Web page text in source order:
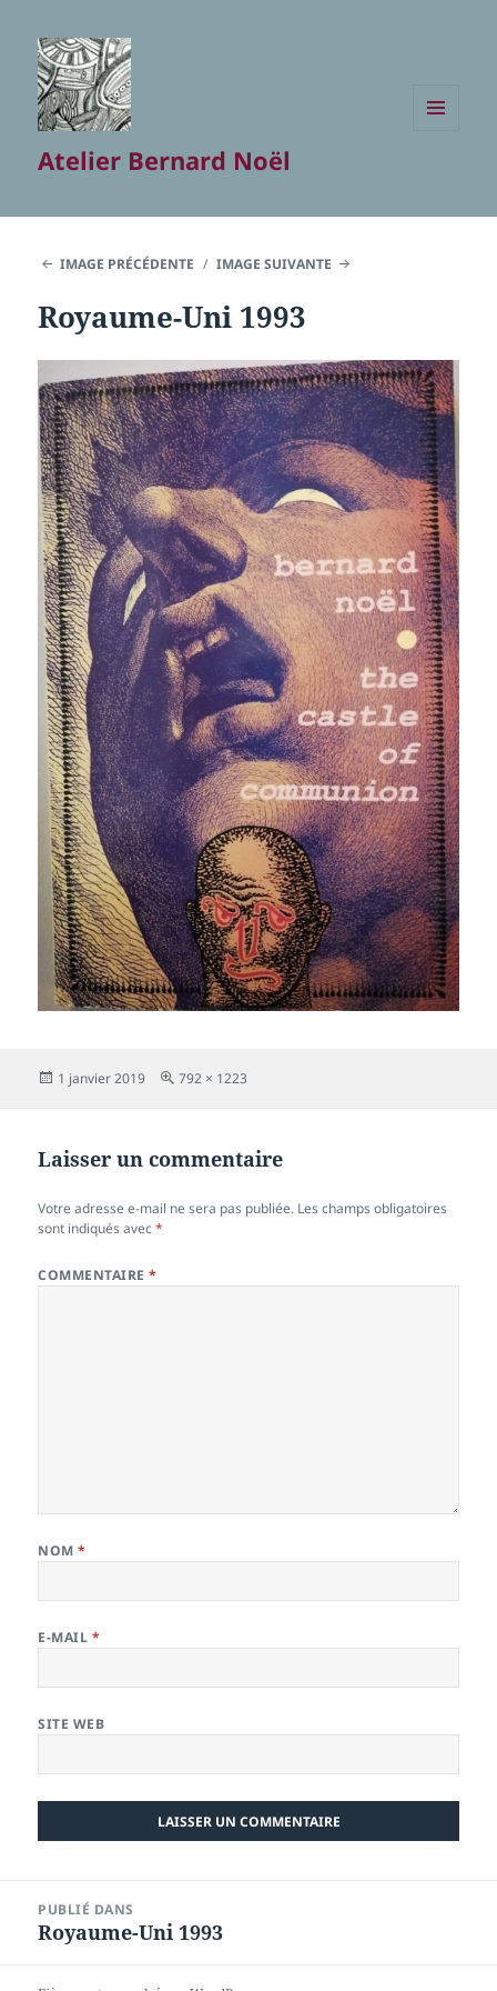
Atelier Bernard Noël
IMAGE PRÉCÉDENTE IMAGE SUIVANTE
Royaume-Uni 1993
Publié
1 janvier 2019
Taille
792 × 1223
Laisser un commentaire
Votre adresse e-mail ne sera pas publiée. Les champs obligatoires
sont indiqués avec*
COMMENTAIRE*
NOM*
E-MAIL *
SITE WEB
l’article
PUBLIÉ DANS
Royaume-Uni 1993